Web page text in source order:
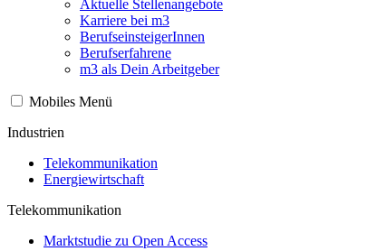
Aktuelle Stellenangebote
Karriere bei m3
BerufseinsteigerInnen
Berufserfahrene
m3 als Dein Arbeitgeber
Mobiles Menü
Industrien
Telekommunikation
Energiewirtschaft
Telekommunikation
Marktstudie zu Open Access